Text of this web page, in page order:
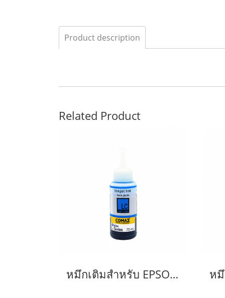
Product description
Related Product
หมึกเติมสำหรับ EPSON สีฟ้าอ่อน 70 ml. โคแมกซ์